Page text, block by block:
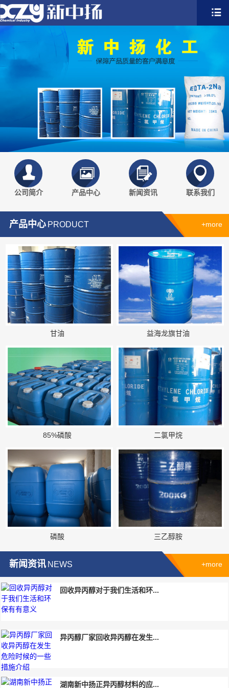
公司简介 产品中心 新闻资讯 联系我们
产品中心 PRODUCT +more
甘油 益海龙旗甘油
85%磷酸 二氯甲烷
磷酸 三乙醇胺
新闻资讯 NEWS +more
回收异丙醇对于我们生活和环...
异丙醇厂家回收异丙醇在发生...
湖南新中扬正异丙醇材料的应...